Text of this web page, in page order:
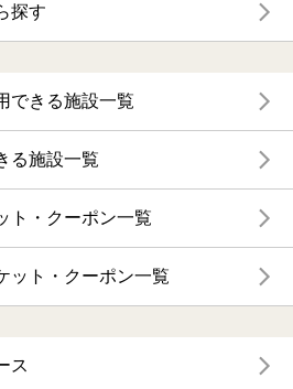
探す
できる施設一覧
る施設一覧
ト・クーポン一覧
ット・クーポン一覧
ス